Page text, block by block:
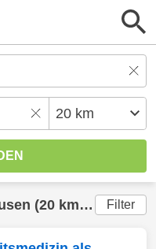
(20 km) gefunden Filter